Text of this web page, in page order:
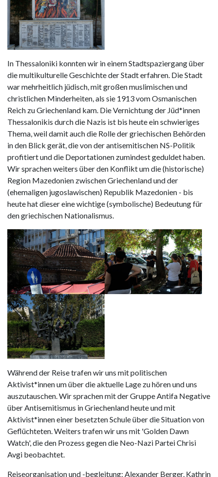
In Thessaloniki konnten wir in einem Stadtspaziergang über
die multikulturelle Geschichte der Stadt erfahren. Die Stadt
war mehrheitlich jüdisch, mit großen muslimischen und
christlichen Minderheiten, als sie 1913 vom Osmanischen
Reich zu Griechenland kam. Die Vernichtung der Jüd*innen
Thessalonikis durch die Nazis ist bis heute ein schwieriges
Thema, weil damit auch die Rolle der griechischen Behörden
in den Blick gerät, die von der antisemitischen NS-Politik
profitiert und die Deportationen zumindest geduldet haben.
Wir sprachen weiters über den Konflikt um die (historische)
Region Mazedonien zwischen Griechenland und der
(ehemaligen jugoslawischen) Republik Mazedonien - bis
heute hat dieser eine wichtige (symbolische) Bedeutung für
den griechischen Nationalismus.
Während der Reise trafen wir uns mit politischen
Aktivist*innen um über die aktuelle Lage zu hören und uns
auszutauschen. Wir sprachen mit der Gruppe Antifa Negative
über Antisemitismus in Griechenland heute und mit
Aktivist*innen einer besetzten Schule über die Situation von
Geflüchteten. Weiters trafen wir uns mit 'Golden Dawn
Watch', die den Prozess gegen die Neo-Nazi Partei Chrisi
Avgi beobachtet.
Reiseorganisation und -begleitung: Alexander Berger, Kathrin